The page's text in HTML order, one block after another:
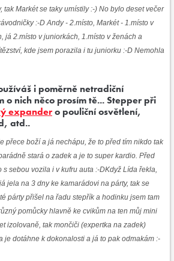
tak Markét se taky umístily :-) No bylo deset večer
:-D Andy - 2.místo, Markét - 1.místo v
já 2.místo v juniorkách, 1.místo v ženách a
kde jsem porazila i tu juniorku :-D Nemohla
i poměrně netradiční
o nich něco prosím tě... Stepper při
expandero pouliční osvětlení,
atd..
přece boží a já nechápu, že to před tím nikdo tak
stará o zadek a je to super kardio. Před
sebou vozila i v kufru auta :-DKdyž Lída řekla,
jela na 3 dny ke kamarádovi na párty, tak se
párty přišel na řadu stepřík a hodinku jsem tam
pomůcky hlavně ke cvikům na ten můj mini
izolovaně, tak mončiči (expertka na zadek)
je dotáhne k dokonalosti a já to pak odmakám :-